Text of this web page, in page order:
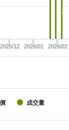
2025/12 2026/01 2026/02
成交量